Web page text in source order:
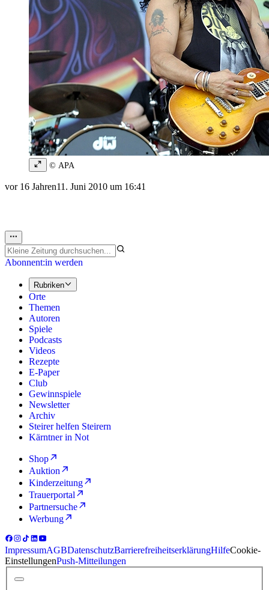
© APA
vor 16 Jahren11. Juni 2010 um 16:41
Abonnent:in werden
Rubriken
Orte
Themen
Autoren
Spiele
Podcasts
Videos
Rezepte
E-Paper
Club
Gewinnspiele
Newsletter
Archiv
Steirer helfen Steirern
Kärntner in Not
Shop
Auktion
Kinderzeitung
Trauerportal
Partnersuche
Werbung
ImpressumAGBDatenschutzBarrierefreiheitserklärungHilfeCookie-
EinstellungenPush-Mitteilungen